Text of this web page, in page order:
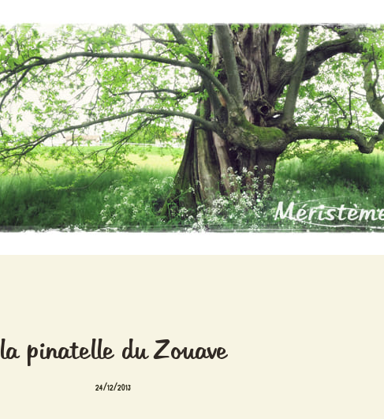
la pinatelle du Zouave
24/12/2013